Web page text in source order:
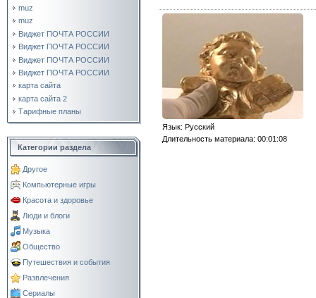
muz
muz
Виджет ПОЧТА РОССИИ
Виджет ПОЧТА РОССИИ
Виджет ПОЧТА РОССИИ
Виджет ПОЧТА РОССИИ
карта сайта
карта сайта 2
Тарифные планы
Категории раздела
Другое
Компьютерные игры
Красота и здоровье
Люди и блоги
Музыка
Общество
Путешествия и события
Развлечения
Сериалы
Язык: Русский
Длительность материала: 00:01:08